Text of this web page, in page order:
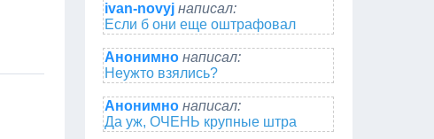
ivan-novyj написал:
Если б они еще оштрафовал
Анонимно написал:
Неужто взялись?
Анонимно написал:
Да уж, ОЧЕНЬ крупные штра